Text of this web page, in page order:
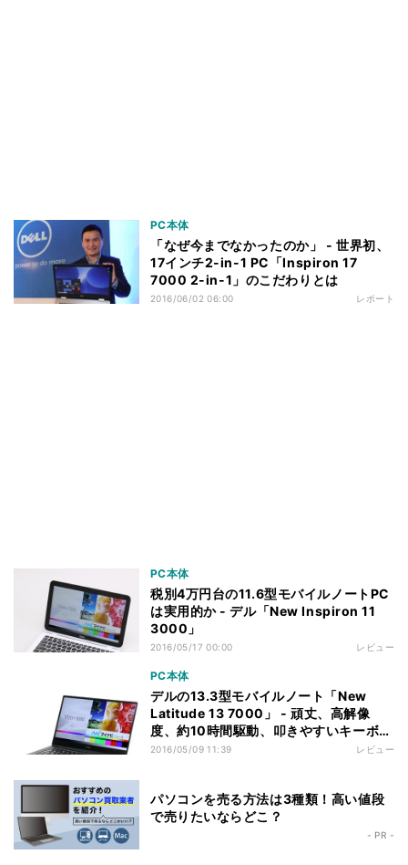
PC本体
「なぜ今までなかったのか」 - 世界初、
17インチ2-in-1 PC「Inspiron 17
7000 2-in-1」のこだわりとは
2016/06/02 06:00 レポート
PC本体
税別4万円台の11.6型モバイルノートPC
は実用的か - デル「New Inspiron 11
3000」
2016/05/17 00:00 レビュー
PC本体
デルの13.3型モバイルノート「New
Latitude 13 7000」 - 頑丈、高解像
度、約10時間駆動、叩きやすいキーボー
ド
2016/05/09 11:39 レビュー
パソコンを売る方法は3種類！高い値段
で売りたいならどこ？
- PR -